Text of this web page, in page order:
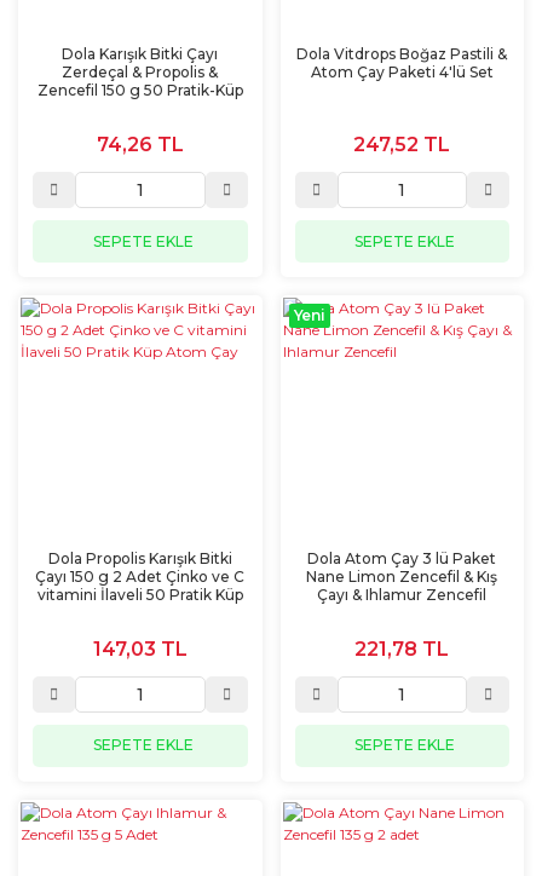
Dola Karışık Bitki Çayı
Zerdeçal & Propolis &
Zencefil 150 g 50 Pratik-Küp
74,26 TL
SEPETE EKLE
Dola Vitdrops Boğaz Pastili &
Atom Çay Paketi 4'lü Set
247,52 TL
SEPETE EKLE
Dola Propolis Karışık Bitki
Çayı 150 g 2 Adet Çinko ve C
vitamini İlaveli 50 Pratik Küp
147,03 TL
SEPETE EKLE
Yeni
Dola Atom Çay 3 lü Paket
Nane Limon Zencefil & Kış
Çayı & Ihlamur Zencefil
221,78 TL
SEPETE EKLE